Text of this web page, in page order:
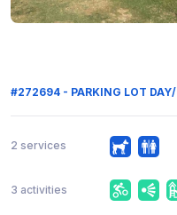
#272694 - PARKING LOT
2 services
3 activities